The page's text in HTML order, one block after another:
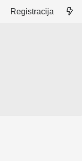
Registracija